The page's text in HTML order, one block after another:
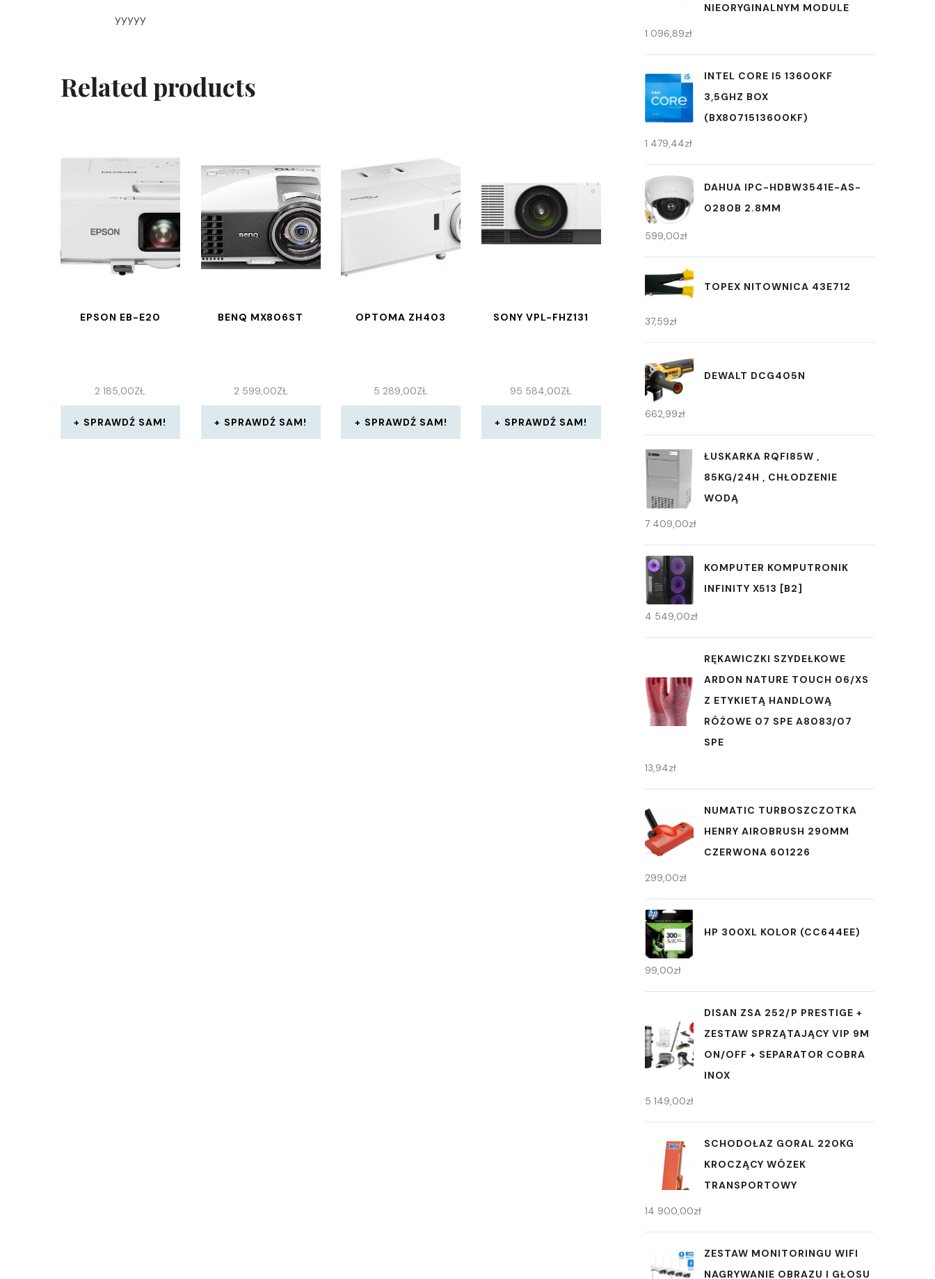
yyyyy
Related products
EPSON EB-E20
2 185,00ZŁ
SPRAWDŹ SAM!
BENQ MX806ST
2 599,00ZŁ
SPRAWDŹ SAM!
OPTOMA ZH403
5 289,00ZŁ
SPRAWDŹ SAM!
SONY VPL-FHZ131
95 584,00ZŁ
SPRAWDŹ SAM!
NIEORYGINALNYM MODULE
1 096,89zł
INTEL CORE I5 13600KF
3,5GHZ BOX
(BX8071513600KF)
1 479,44zł
DAHUA IPC-HDBW3541E-AS-
0280B 2.8MM
599,00zł
TOPEX NITOWNICA 43E712
37,59zł
DEWALT DCG405N
662,99zł
ŁUSKARKA RQFI85W ,
85KG/24H , CHŁODZENIE
WODĄ
7 409,00zł
KOMPUTER KOMPUTRONIK
INFINITY X513 [B2]
4 549,00zł
RĘKAWICZKI SZYDEŁKOWE
ARDON NATURE TOUCH 06/XS
Z ETYKIETĄ HANDLOWĄ
RÓŻOWE 07 SPE A8083/07
SPE
13,94zł
NUMATIC TURBOSZCZOTKA
HENRY AIROBRUSH 290MM
CZERWONA 601226
299,00zł
HP 300XL KOLOR (CC644EE)
99,00zł
DISAN ZSA 252/P PRESTIGE +
ZESTAW SPRZĄTAJĄCY VIP 9M
ON/OFF + SEPARATOR COBRA
INOX
5 149,00zł
SCHODOŁAZ GORAL 220KG
KROCZĄCY WÓZEK
TRANSPORTOWY
14 900,00zł
ZESTAW MONITORINGU WIFI
NAGRYWANIE OBRAZU I GŁOSU